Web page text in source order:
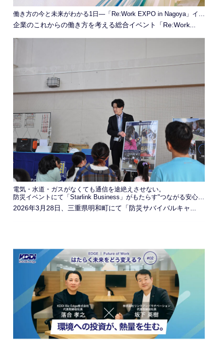
企業のこれからの働き方を考える総合イベント「Re:Work...
電気・水道・ガスがなくても通信を途絶えさせない。
防災イベントにて「Starlink Business」がもたらす"つながる安心感"を発信
2026年3月28日、三重県明和町にて「防災サバイバルキャ...